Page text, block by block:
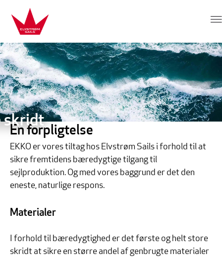
Hop direkte til indhold
Elvstrøm Sails
skridt
En forpligtelse
EKKO er vores tiltag hos Elvstrøm Sails i forhold til at
sikre fremtidens bæredygtige tilgang til
sejlproduktion. Og med vores baggrund er det den
eneste, naturlige respons.
Materialer
I forhold til bæredygtighed er det første og helt store
skridt at sikre en større andel af genbrugte materialer